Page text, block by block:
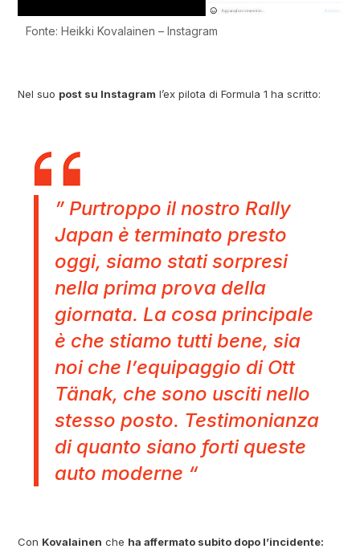
Fonte: Heikki Kovalainen – Instagram
Nel suo post su Instagram l’ex pilota di Formula 1 ha scritto:
” Purtroppo il nostro Rally
Japan è terminato presto
oggi, siamo stati sorpresi
nella prima prova della
giornata. La cosa principale
è che stiamo tutti bene, sia
noi che l’equipaggio di Ott
Tänak, che sono usciti nello
stesso posto. Testimonianza
di quanto siano forti queste
auto moderne “
Con Kovalainen che ha affermato subito dopo l’incidente: